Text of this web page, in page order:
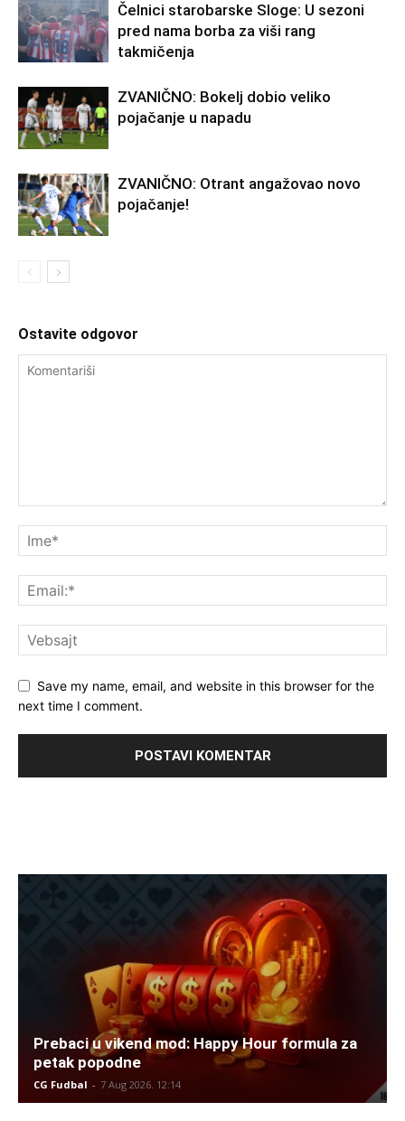
Čelnici starobarske Sloge: U sezoni
pred nama borba za viši rang
takmičenja
ZVANIČNO: Bokelj dobio veliko
pojačanje u napadu
ZVANIČNO: Otrant angažovao novo
pojačanje!
Ostavite odgovor
Save my name, email, and website in this browser for the
next time I comment.
Prebaci u vikend mod: Happy Hour formula za
petak popodne
CG Fudbal - 7 Aug 2026. 12:14